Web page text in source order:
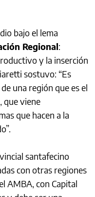
bajo el lema
Regional:
y la inserción
sostuvo: “Es
una región que es el
que viene
que hacen a la
santafecino
con otras regiones
AMBA, con Capital